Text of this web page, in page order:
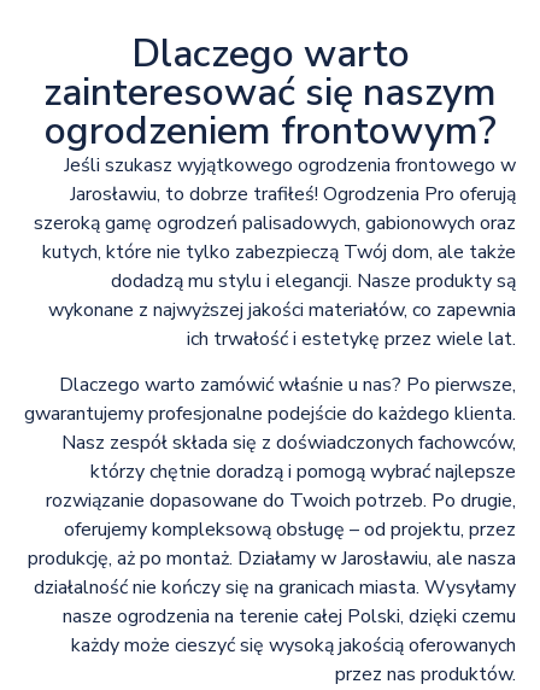
Dlaczego warto
zainteresować się naszym
ogrodzeniem frontowym?
Jeśli szukasz wyjątkowego ogrodzenia frontowego w
Jarosławiu, to dobrze trafiłeś! Ogrodzenia Pro oferują
szeroką gamę ogrodzeń palisadowych, gabionowych oraz
kutych, które nie tylko zabezpieczą Twój dom, ale także
dodadzą mu stylu i elegancji. Nasze produkty są
wykonane z najwyższej jakości materiałów, co zapewnia
ich trwałość i estetykę przez wiele lat.
Dlaczego warto zamówić właśnie u nas? Po pierwsze,
gwarantujemy profesjonalne podejście do każdego klienta.
Nasz zespół składa się z doświadczonych fachowców,
którzy chętnie doradzą i pomogą wybrać najlepsze
rozwiązanie dopasowane do Twoich potrzeb. Po drugie,
oferujemy kompleksową obsługę – od projektu, przez
produkcję, aż po montaż. Działamy w Jarosławiu, ale nasza
działalność nie kończy się na granicach miasta. Wysyłamy
nasze ogrodzenia na terenie całej Polski, dzięki czemu
każdy może cieszyć się wysoką jakością oferowanych
przez nas produktów.